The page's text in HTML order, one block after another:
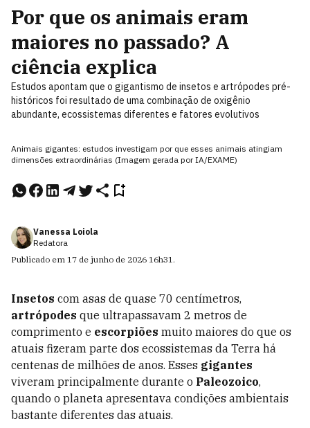
Por que os animais eram
maiores no passado? A
ciência explica
Estudos apontam que o gigantismo de insetos e artrópodes pré-
históricos foi resultado de uma combinação de oxigênio
abundante, ecossistemas diferentes e fatores evolutivos
Animais gigantes: estudos investigam por que esses animais atingiam
dimensões extraordinárias (Imagem gerada por IA/EXAME)
Vanessa Loiola
Redatora
Publicado em 17 de junho de 2026 16h31.
Insetos com asas de quase 70 centímetros,
artrópodes que ultrapassavam 2 metros de
comprimento e escorpiões muito maiores do que os
atuais fizeram parte dos ecossistemas da Terra há
centenas de milhões de anos. Esses gigantes
viveram principalmente durante o Paleozoico,
quando o planeta apresentava condições ambientais
bastante diferentes das atuais.